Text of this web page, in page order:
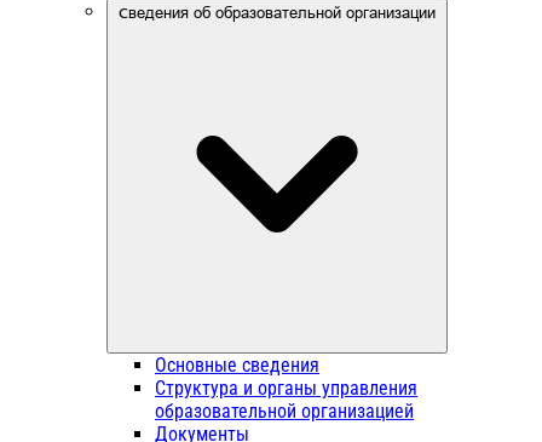
Сведения об образовательной организации
Основные сведения
Структура и органы управления
образовательной организацией
Документы